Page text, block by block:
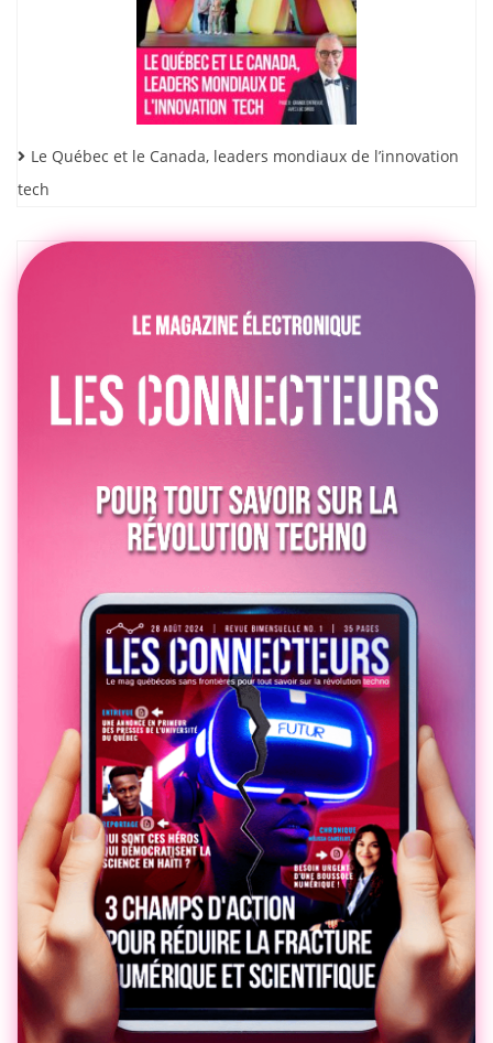
Le Québec et le Canada, leaders mondiaux de l’innovation
tech